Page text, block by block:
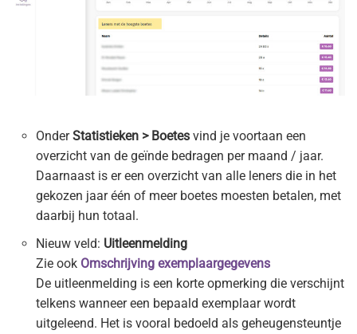
OnderStatistieken > Boetes vind je voortaan een
overzicht van de geïnde bedragen per maand / jaar.
Daarnaast is er een overzicht van alle leners die in het
gekozen jaar één of meer boetes moesten betalen, met
daarbij hun totaal.
Nieuw veld: Uitleenmelding
Zie ook Omschrijving exemplaargegevens
De uitleenmelding is een korte opmerking die verschijnt
telkens wanneer een bepaald exemplaar wordt
uitgeleend. Het is vooral bedoeld als geheugensteuntje